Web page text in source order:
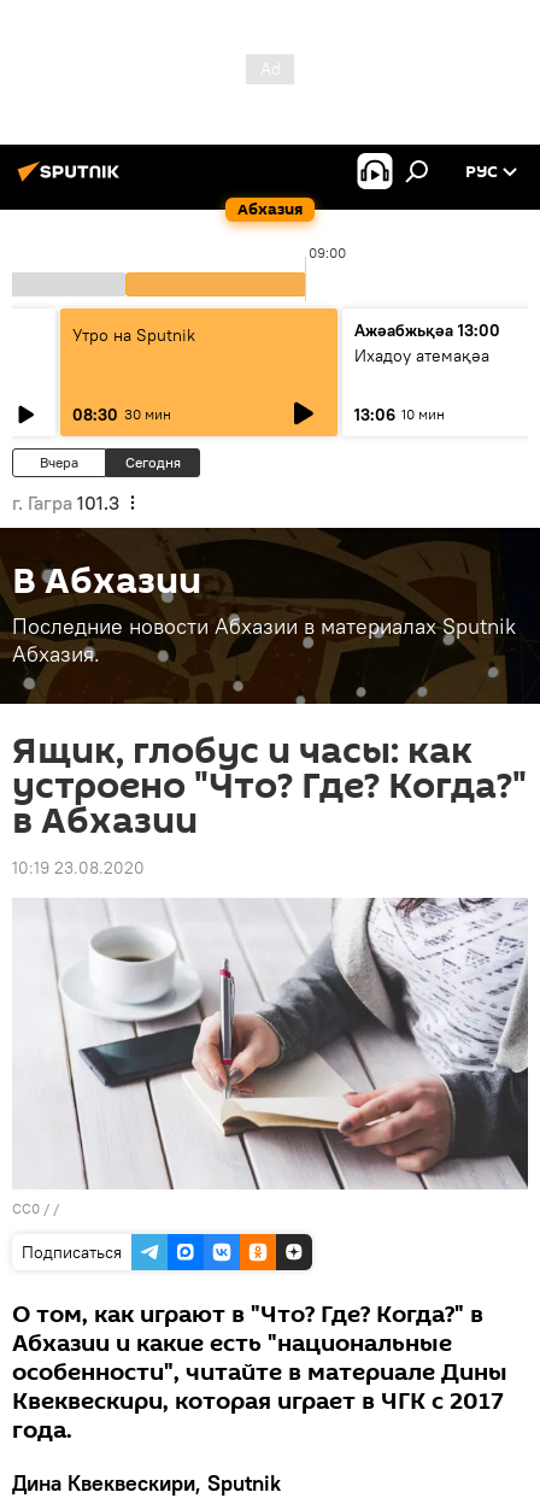
Абхазия
РУС
09:00
Утро на Sputnik
08:30 30 мин
Ажәабжьқәа 13:00
Ихадоу атемақәа
13:06 10 мин
Вчера Сегодня
г. Гагра 101.3
В Абхазии
Последние новости Абхазии в материалах Sputnik
Абхазия.
Ящик, глобус и часы: как
устроено "Что? Где? Когда?"
в Абхазии
10:19 23.08.2020
CC0 / /
Подписаться
О том, как играют в "Что? Где? Когда?" в
Абхазии и какие есть "национальные
особенности", читайте в материале Дины
Квеквескири, которая играет в ЧГК с 2017
года.
Дина Квеквескири, Sputnik